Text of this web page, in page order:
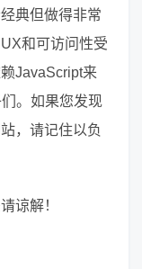
典但做得非常
和可访问性受
JavaScript来
。如果您发现
，请记住以负
谅解！